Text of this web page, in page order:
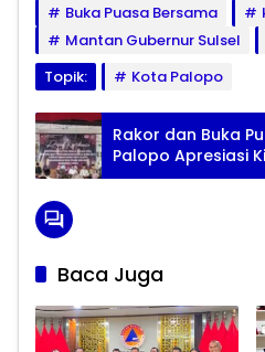
Buka Puasa Bersama
Mantan Gubernur Sulsel
Topik:
Kota Palopo
Rakor dan Buka
Palopo Apresiasi
hoc Sukseskan
Baca Juga